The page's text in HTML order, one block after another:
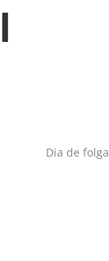
Dia de folga